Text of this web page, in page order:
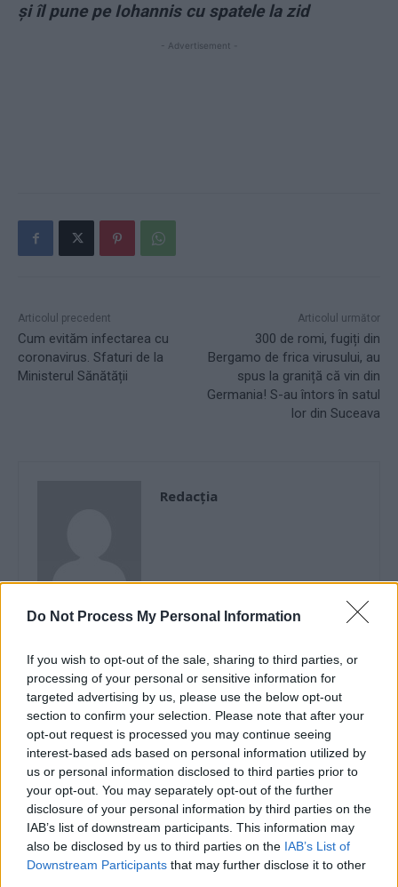
Do Not Process My Personal Information
If you wish to opt-out of the sale, sharing to third parties, or
processing of your personal or sensitive information for
targeted advertising by us, please use the below opt-out
section to confirm your selection. Please note that after your
opt-out request is processed you may continue seeing
interest-based ads based on personal information utilized by
us or personal information disclosed to third parties prior to
your opt-out. You may separately opt-out of the further
disclosure of your personal information by third parties on the
IAB’s list of downstream participants. This information may
also be disclosed by us to third parties on the IAB’s List of
Downstream Participants that may further disclose it to other
şi îl pune pe Iohannis cu spatele la zid
- Advertisement -
Articolul precedent
Cum evităm infectarea cu
coronavirus. Sfaturi de la
Ministerul Sănătății
Articolul următor
300 de romi, fugiți din
Bergamo de frica virusului, au
spus la graniță că vin din
Germania! S-au întors în satul
lor din Suceava
Redacţia
Comisia Europeană, după ororile
comise de PSD-AUR: ”Vom analiza
cu atenție modificările aduse legii.
Există riscul unor consecințe
financiare”
Sabotaj grav al PNRR, de către
tabăra anti-europeană PSD-AUR:
pierdem 5 miliarde de euro și nu
câștigăm niciun kilowatt! Explicațiile